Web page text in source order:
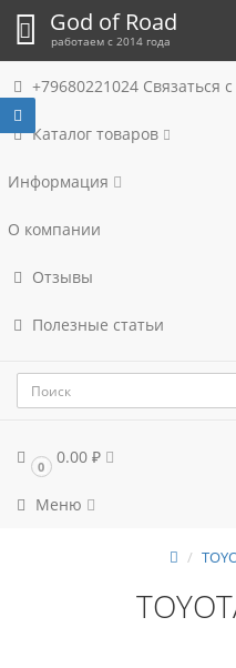
God of Road
работаем с 2014 года
+79680221024 Связаться
Каталог товаров
Информация
О компании
Отзывы
Полезные статьи
0 0.00 ₽
Меню